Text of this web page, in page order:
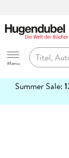
Hugendubel
Menu
Summer Sale:
erfahren